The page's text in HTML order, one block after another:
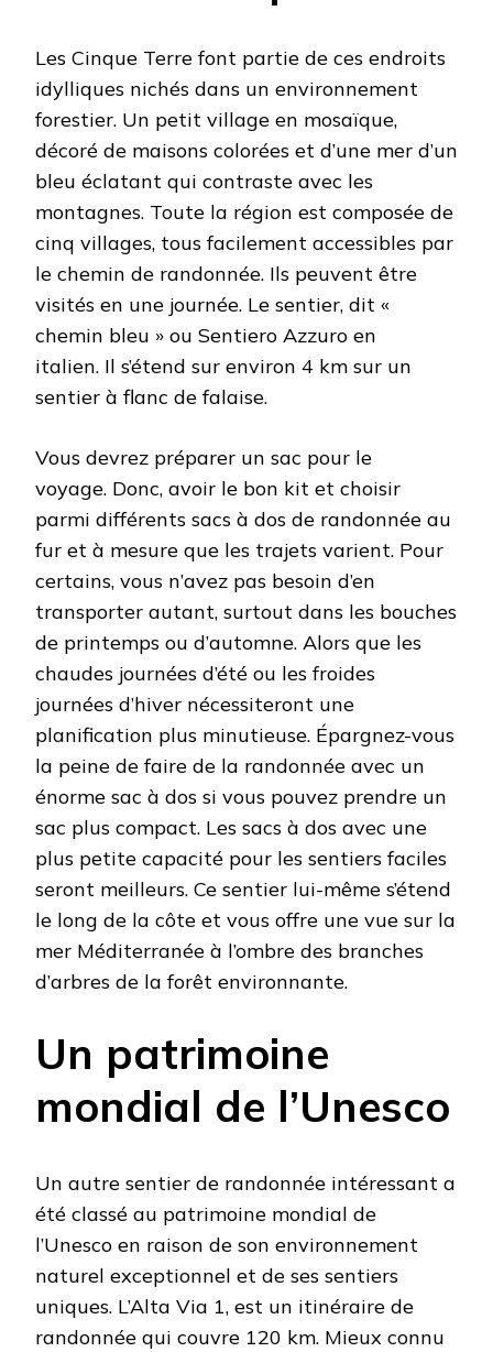
Les Cinque Terre font partie de ces endroits
idylliques nichés dans un environnement
forestier. Un petit village en mosaïque,
décoré de maisons colorées et d’une mer d’un
bleu éclatant qui contraste avec les
montagnes. Toute la région est composée de
cinq villages, tous facilement accessibles par
le chemin de randonnée. Ils peuvent être
visités en une journée. Le sentier, dit «
chemin bleu » ou Sentiero Azzuro en
italien. Il s’étend sur environ 4 km sur un
sentier à flanc de falaise.
Vous devrez préparer un sac pour le
voyage. Donc, avoir le bon kit et choisir
parmi différents sacs à dos de randonnée au
fur et à mesure que les trajets varient. Pour
certains, vous n’avez pas besoin d’en
transporter autant, surtout dans les bouches
de printemps ou d’automne. Alors que les
chaudes journées d’été ou les froides
journées d’hiver nécessiteront une
planification plus minutieuse. Épargnez-vous
la peine de faire de la randonnée avec un
énorme sac à dos si vous pouvez prendre un
sac plus compact. Les sacs à dos avec une
plus petite capacité pour les sentiers faciles
seront meilleurs. Ce sentier lui-même s’étend
le long de la côte et vous offre une vue sur la
mer Méditerranée à l’ombre des branches
d’arbres de la forêt environnante.
Un patrimoine
mondial de l’Unesco
Un autre sentier de randonnée intéressant a
été classé au patrimoine mondial de
l’Unesco en raison de son environnement
naturel exceptionnel et de ses sentiers
uniques. L’Alta Via 1, est un itinéraire de
randonnée qui couvre 120 km. Mieux connu